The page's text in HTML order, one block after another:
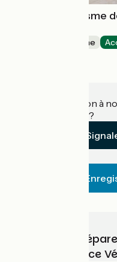
Office de Tourisme
Offices de Tourisme
Une information à
établissement ?
Choisissez,
vélo avec France